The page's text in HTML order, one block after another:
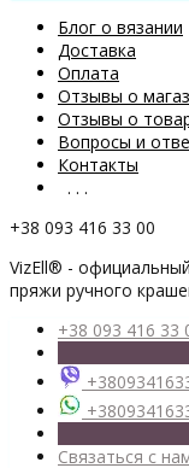
Блог о вязании
Доставка
Оплата
Отзывы о
Отзывы о
Вопросы и
Контакты
. . .
+38 093 416 33 00
VizEll® -
пряжи ручного
+38 093 416 33
Связаться с